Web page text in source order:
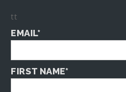
tt
EMAIL*
FIRST NAME*